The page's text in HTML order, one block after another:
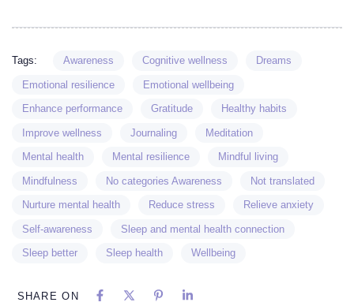
Tags: Awareness Cognitive wellness Dreams
Emotional resilience Emotional wellbeing
Enhance performance Gratitude Healthy habits
Improve wellness Journaling Meditation
Mental health Mental resilience Mindful living
Mindfulness No categories Awareness Not translated
Nurture mental health Reduce stress Relieve anxiety
Self-awareness Sleep and mental health connection
Sleep better Sleep health Wellbeing
SHARE ON